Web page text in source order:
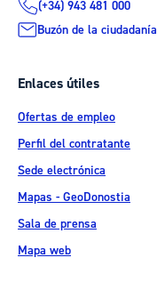
(+34) 943 481 000
Buzón de la ciudadanía
Enlaces útiles
Ofertas de empleo
Perfil del contratante
Sede electrónica
Mapas - GeoDonostia
Sala de prensa
Mapa web